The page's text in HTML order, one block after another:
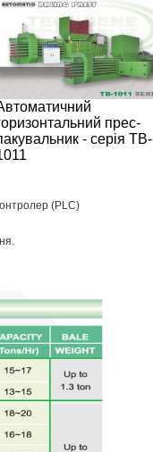
прес-
- серія TB-
(PLC)